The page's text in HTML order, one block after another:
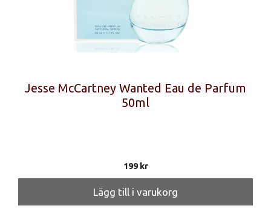
Jesse McCartney Wanted Eau de Parfum
50ml
199kr
Lägg till i varukorg